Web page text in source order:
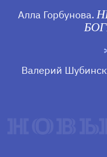
Алла Горбунова.
Валерий